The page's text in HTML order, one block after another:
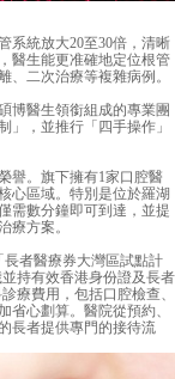
系統放大20至30倍，清晰
醫生能更准確地定位根管
、二次治療等複雜病例。
醫生領銜組成的專業團
」，並推行「四手操作」
。旗下擁有1家口腔醫
心區域。特別是位於羅湖
需數分鐘即可到達，並提
療方案。
者醫療券大灣區試點計
持有效香港身份證及長者
療費用，包括口腔檢查、
省心劃算。醫院從預約、
長者提供專門的接待流